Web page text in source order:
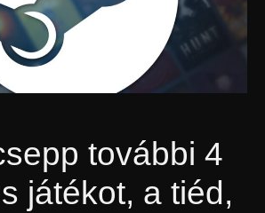
további 4
játékot, a tiéd,